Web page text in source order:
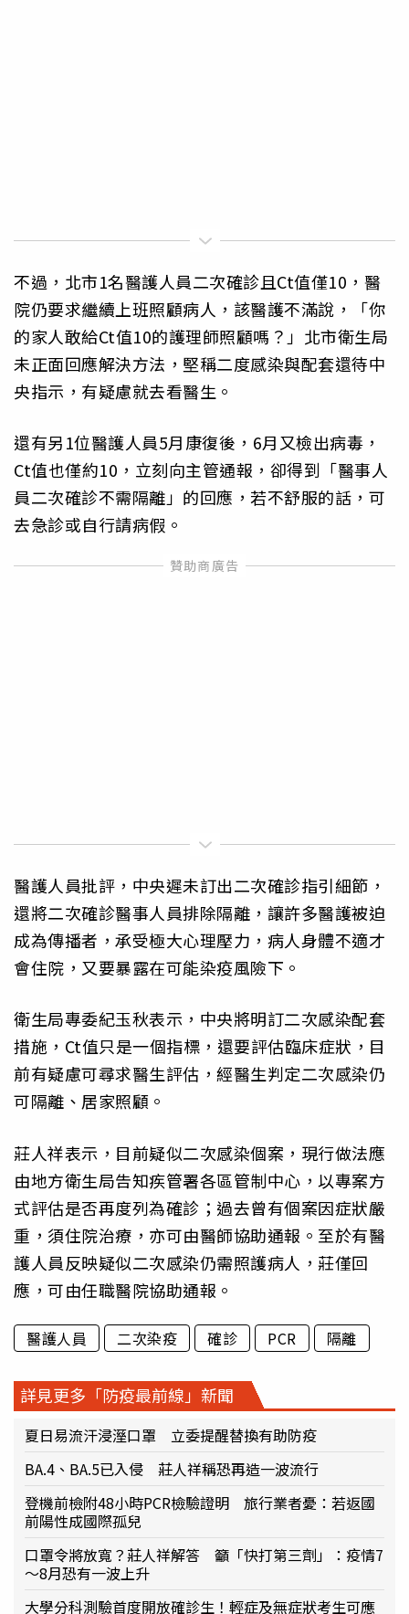
不過，北市1名醫護人員二次確診且Ct值僅10，醫
院仍要求繼續上班照顧病人，該醫護不滿說，「你
的家人敢給Ct值10的護理師照顧嗎？」北市衛生局
未正面回應解決方法，堅稱二度感染與配套還待中
央指示，有疑慮就去看醫生。
還有另1位醫護人員5月康復後，6月又檢出病毒，
Ct值也僅約10，立刻向主管通報，卻得到「醫事人
員二次確診不需隔離」的回應，若不舒服的話，可
去急診或自行請病假。
醫護人員批評，中央遲未訂出二次確診指引細節，
還將二次確診醫事人員排除隔離，讓許多醫護被迫
成為傳播者，承受極大心理壓力，病人身體不適才
會住院，又要暴露在可能染疫風險下。
衛生局專委紀玉秋表示，中央將明訂二次感染配套
措施，Ct值只是一個指標，還要評估臨床症狀，目
前有疑慮可尋求醫生評估，經醫生判定二次感染仍
可隔離、居家照顧。
莊人祥表示，目前疑似二次感染個案，現行做法應
由地方衛生局告知疾管署各區管制中心，以專案方
式評估是否再度列為確診；過去曾有個案因症狀嚴
重，須住院治療，亦可由醫師協助通報。至於有醫
護人員反映疑似二次感染仍需照護病人，莊僅回
應，可由任職醫院協助通報。
醫護人員 二次染疫 確診 PCR 隔離
詳見更多「防疫最前線」新聞
夏日易流汗浸溼口罩 立委提醒替換有助防疫
BA.4、BA.5已入侵 莊人祥稱恐再造一波流行
登機前檢附48小時PCR檢驗證明 旅行業者憂：若返國
前陽性成國際孤兒
口罩令將放寬？莊人祥解答 籲「快打第三劑」：疫情7
～8月恐有一波上升
大學分科測驗首度開放確診生！輕症及無症狀考生可應